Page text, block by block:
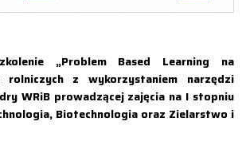
„Problem Based Learning na
z wykorzystaniem narzędzi
WRiB prowadzącej zajęcia na I stopniu
Biotechnologia oraz Zielarstwo i